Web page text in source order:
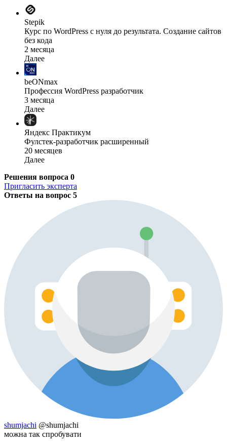
Stepik
Курс по WordPress с нуля до результата. Создание сайтов
без кода
2 месяца
Далее
beONmax
Профессия WordPress разработчик
3 месяца
Далее
Яндекс Практикум
Фулстек-разработчик расширенный
20 месяцев
Далее
Решения вопроса 0
Пригласить эксперта
Ответы на вопрос 5
shumjachi @shumjachi
можна так спробувати